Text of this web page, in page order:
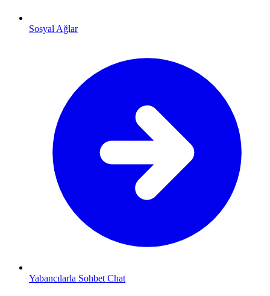
Sosyal Ağlar
Yabancılarla Sohbet Chat